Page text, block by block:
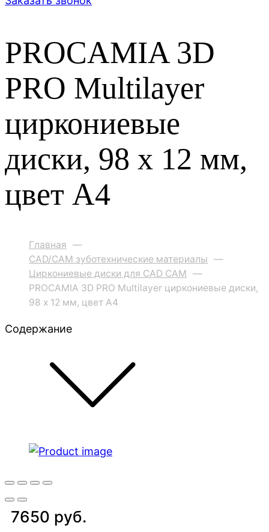
PROCAMIA 3D
PRO Multilayer
циркониевые
диски, 98 х 12 мм,
цвет A4
Главная —
CAD/CAM зуботехнические материалы —
Циркониевые диски для CAD CAM —
PROCAMIA 3D PRO Multilayer циркониевые диски,
98 х 12 мм, цвет A4
Содержание
7650 руб.